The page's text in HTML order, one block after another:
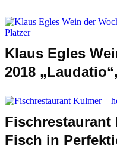
Klaus Egles
2018
Fischrestaurant
Fisch in